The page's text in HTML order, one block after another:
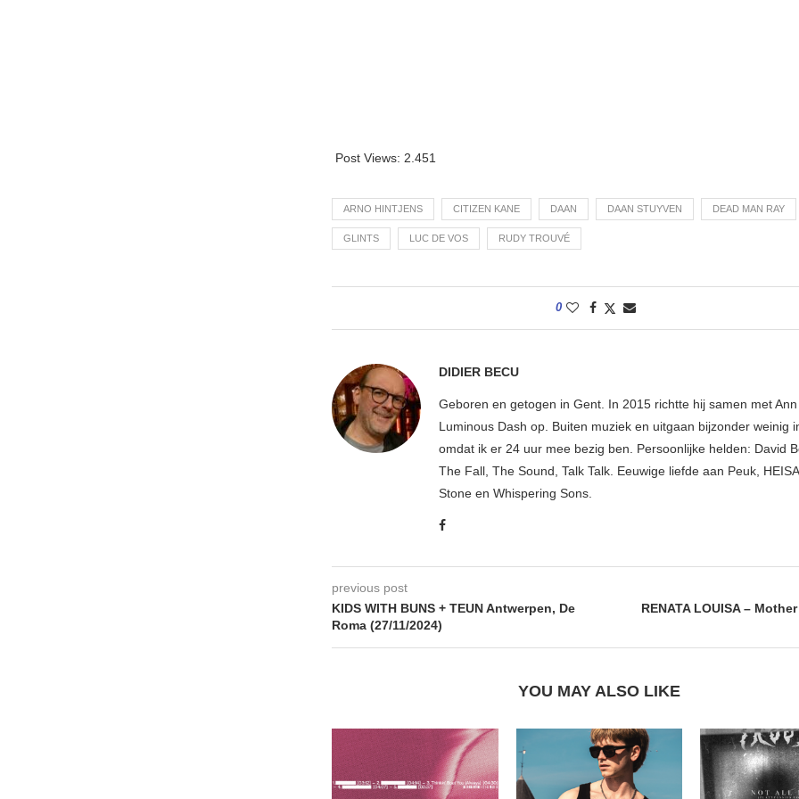
Post Views: 2.451
ARNO HINTJENS CITIZEN KANE DAAN DAAN STUYVEN DEAD MAN RAY
GLINTS LUC DE VOS RUDY TROUVÉ
0
DIDIER BECU
Geboren en getogen in Gent. In 2015 richtte hij samen met
Luminous Dash op. Buiten muziek en uitgaan bijzonder weinig
omdat ik er 24 uur mee bezig ben. Persoonlijke helden: David
The Fall, The Sound, Talk Talk. Eeuwige liefde aan Peuk,
Stone en Whispering Sons.
previous post
KIDS WITH BUNS + TEUN Antwerpen, De
Roma (27/11/2024)
RENATA LOUISA –
YOU MAY ALSO LIKE